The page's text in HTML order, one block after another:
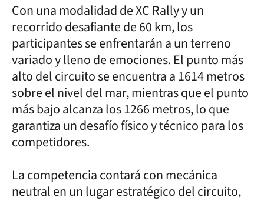
Con una modalidad de XC Rally y un
recorrido desafiante de 60 km, los
participantes se enfrentarán a un terreno
variado y lleno de emociones. El punto más
alto del circuito se encuentra a 1614 metros
sobre el nivel del mar, mientras que el punto
más bajo alcanza los 1266 metros, lo que
garantiza un desafío físico y técnico para los
competidores.
La competencia contará con mecánica
neutral en un lugar estratégico del circuito,